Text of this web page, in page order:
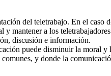
del teletrabajo. En el caso
a los
discusión e información.
puede disminuir la moral
y donde la